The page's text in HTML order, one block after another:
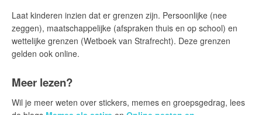
Laat kinderen inzien dat er grenzen zijn. Persoonlijke (nee
zeggen), maatschappelijke (afspraken thuis en op school) en
wettelijke grenzen (Wetboek van Strafrecht). Deze grenzen
gelden ook online.
Meer lezen?
Wil je meer weten over stickers, memes en groepsgedrag, lees